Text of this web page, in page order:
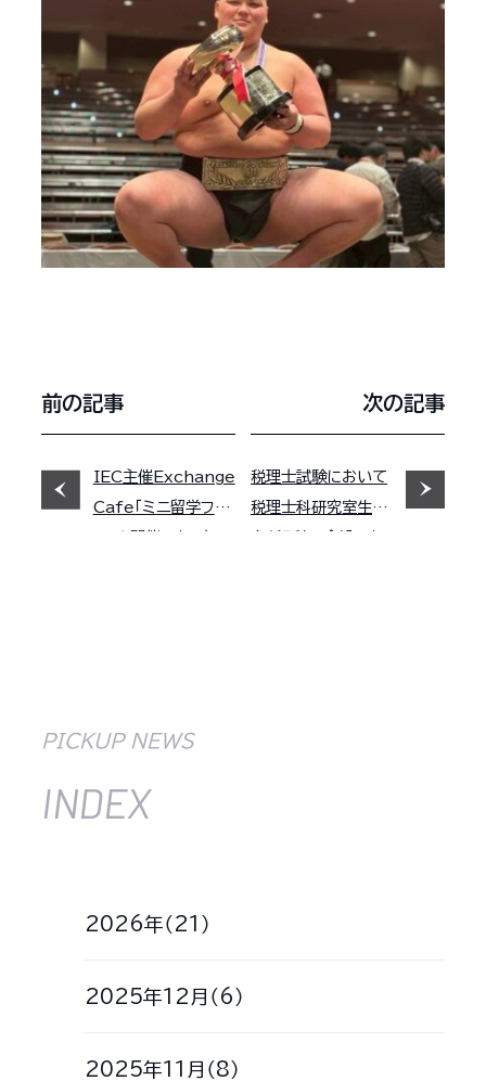
前の記事
IEC主催Exchange
Cafe「ミニ留学フェ
次の記事
税理士試験において
税理士科研究室生１
PICKUP NEWS
INDEX
2026年（21）
2025年12月（6）
2025年11月（8）